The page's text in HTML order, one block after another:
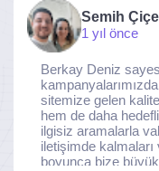
ekibine gönülden
Semih
1 yıl önce
Berkay Deniz
sitemize gelen
hem de daha
ilgisiz aramalarla
iletişimde
boyunca bize